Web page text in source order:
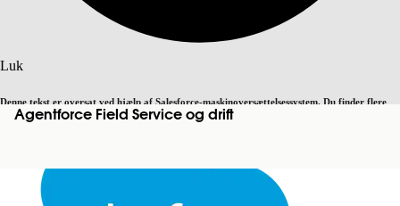
Luk
Denne tekst er oversat ved hjælp af Salesforce-maskinoversættelsessystem. Du finder flere
detaljerher. Skift til engelsk Ikke nu
Luk
Agentforce Field Service og drift